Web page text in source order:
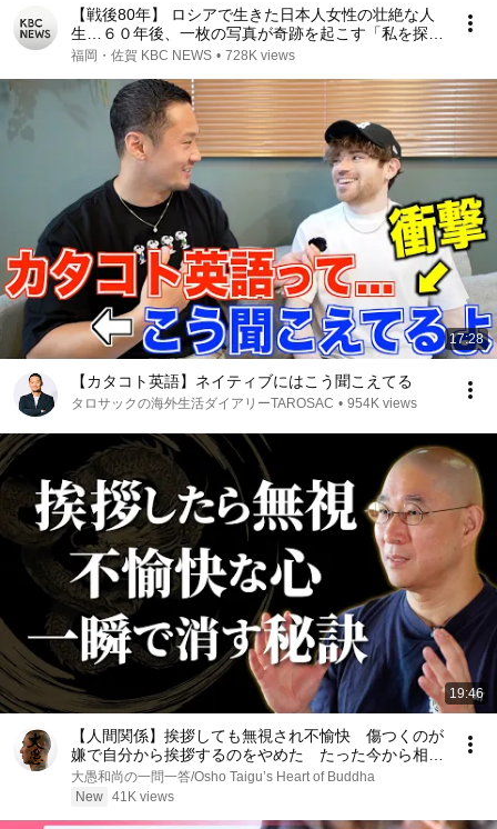
【戦後80年】 ロシアで生きた日本人女性の壮絶な人
生…６０年後、一枚の写真が奇跡を起こす「私を探し
て〜ロシアで育った日本人残留孤児〜」（２００５年
福岡・佐賀 KBC NEWS • 728K views
17:28
【カタコト英語】ネイティブにはこう聞こえてる
タロサックの海外生活ダイアリーTAROSAC • 954K views
19:46
【人間関係】挨拶しても無視され不愉快 傷つくのが
嫌で自分から挨拶するのをやめた たった今から相手
の返事に振り回されずに済む｢考え方｣｜大愚和尚の一
問一答
大愚和尚の一問一答/Osho Taigu’s Heart of Buddha
New 41K views